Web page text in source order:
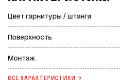
Цвет гарнитуры / штанги
Поверхность
Монтаж
ВСЕ ХАРАКТЕРИСТИКИ →